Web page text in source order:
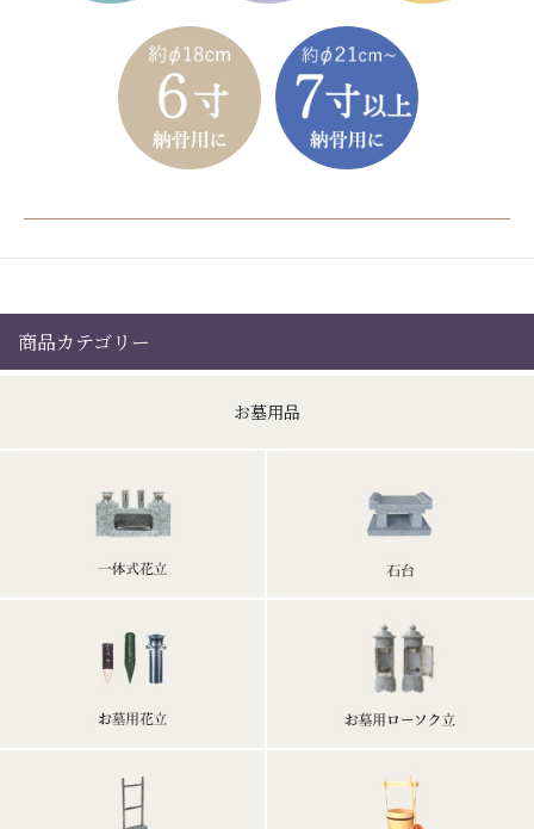
商品カテゴリー
お墓用品